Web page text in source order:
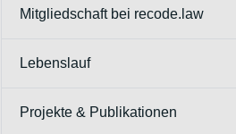
Mitgliedschaft bei recode.law
Lebenslauf
Projekte & Publikationen